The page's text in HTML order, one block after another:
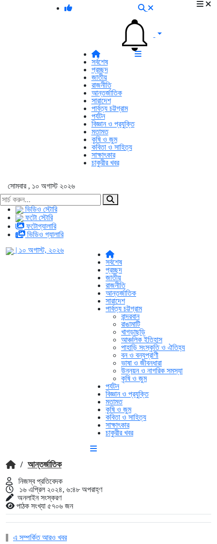
সর্বশেষ
প্রচ্ছদ
জাতীয়
রাজনীতি
আন্তর্জাতিক
সারাদেশ
পার্বত্য চট্টগ্রাম
পর্যটন
বিজ্ঞান ও প্রযুক্তি
মতামত
কৃষি ও জুম
কবিতা ও সাহিত্য
সাক্ষাৎকার
চাকুরীর খবর
সোমবার , ১০ অগাস্ট ২০২৬
ভিডিও স্টোরি
ফটো স্টোরি
ফটোগ্যালারি
ভিডিও গ্যালারি
| ১০ অগাস্ট, ২০২৬
সর্বশেষ
প্রচ্ছদ
জাতীয়
রাজনীতি
আন্তর্জাতিক
সারাদেশ
পার্বত্য চট্টগ্রাম
বান্দরবান
রাঙামাটি
খাগড়াছড়ি
আঞ্চলিক ইতিহাস
পাহাড়ি সংস্কৃতি ও ঐতিহ্য
বন ও বন্যপ্রাণী
ভাষা ও জীবনধারা
উন্নয়ন ও নাগরিক সমস্যা
কৃষি ও জুম
পর্যটন
বিজ্ঞান ও প্রযুক্তি
মতামত
কৃষি ও জুম
কবিতা ও সাহিত্য
সাক্ষাৎকার
চাকুরীর খবর
/ আন্তর্জাতিক
নিজস্ব প্রতিবেদক
১৬ এপ্রিল ২০২৪, ৬:৪৮ অপরাহ্ণ
অনলাইন সংস্করণ
পাঠক সংখ্যা ৫৭০৬ জন
এ সম্পর্কিত আরও খবর